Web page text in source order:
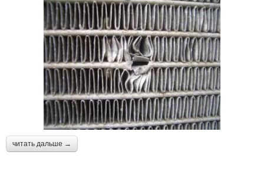
читать дальше →